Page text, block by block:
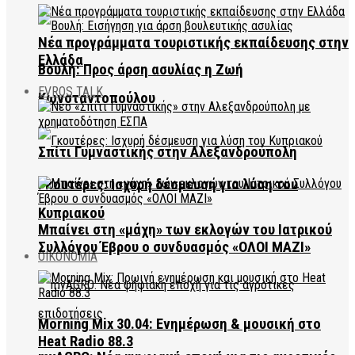
Βουλή: Προς άρση ασυλίας η Ζωή
Κωνσταντοπούλου
Γκουτέρες: Ισχυρή δέσμευση για λύση του
Κυπριακού
ΟΙΚΟΝΟΜΙΑ
Νέα προγράμματα τουριστικής εκπαίδευσης στην
Ελλάδα
EVROS TALK
Σπίτι Γυμναστικής στην Αλεξανδρούπολη
Μπαίνει στη «μάχη» των εκλογών του Ιατρικού
Συλλόγου Έβρου ο συνδυασμός «ΟΛΟΙ ΜΑΖΙ»
Morning Mix 30.04: Ενημέρωση & μουσική στο
Heat Radio 88.3